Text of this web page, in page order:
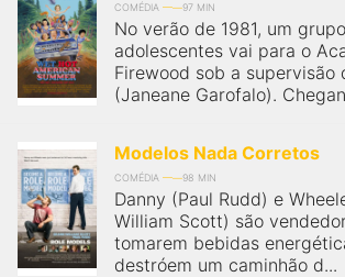
COMÉDIA 97 MIN
No verão de 1981, um
adolescentes vai para o
Firewood sob a supervisão
(Janeane Garofalo).
Modelos Nada Corretos
COMÉDIA 98 MIN
Danny (Paul Rudd) e
William Scott) são
tomarem bebidas
destróem um caminhão d...